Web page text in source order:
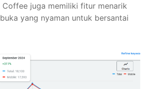
Coffee juga memiliki fitur menarik
yang nyaman untuk bersantai